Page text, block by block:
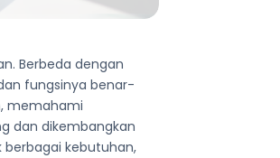
Berbeda dengan
fungsinya benar-
memahami
dan dikembangkan
berbagai kebutuhan,